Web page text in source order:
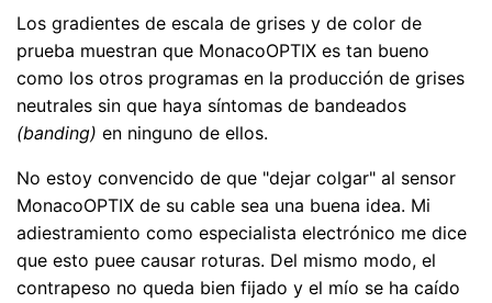
Los gradientes de escala de grises y de color de
prueba muestran que MonacoOPTIX es tan bueno
como los otros programas en la producción de grises
neutrales sin que haya síntomas de bandeados
(banding) en ninguno de ellos.
No estoy convencido de que "dejar colgar" al sensor
MonacoOPTIX de su cable sea una buena idea. Mi
adiestramiento como especialista electrónico me dice
que esto puee causar roturas. Del mismo modo, el
contrapeso no queda bien fijado y el mío se ha caído